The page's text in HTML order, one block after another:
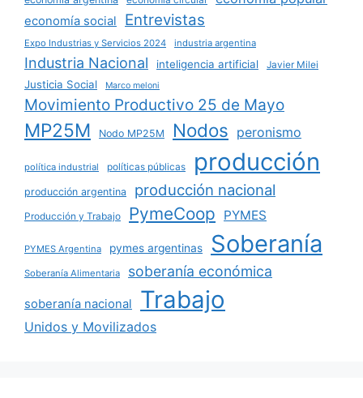
economía social Entrevistas
Expo Industrias y Servicios 2024 industria argentina
Industria Nacional inteligencia artificial Javier Milei
Justicia Social Marco meloni
Movimiento Productivo 25 de Mayo
MP25M Nodo MP25M Nodos peronismo
política industrial políticas públicas producción
producción argentina producción nacional
Producción y Trabajo PymeCoop PYMES
PYMES Argentina pymes argentinas Soberanía
Soberanía Alimentaria soberanía económica
soberanía nacional Trabajo
Unidos y Movilizados